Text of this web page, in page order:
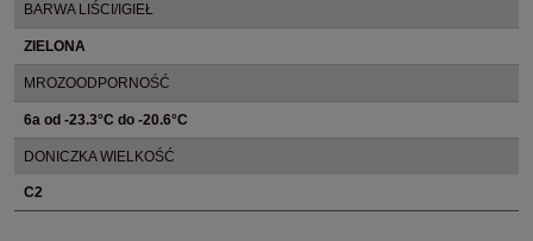
BARWA LIŚCI/IGIEŁ
ZIELONA
MROZOODPORNOŚĆ
6a od -23.3°C do -20.6°C
DONICZKA WIELKOŚĆ
C2